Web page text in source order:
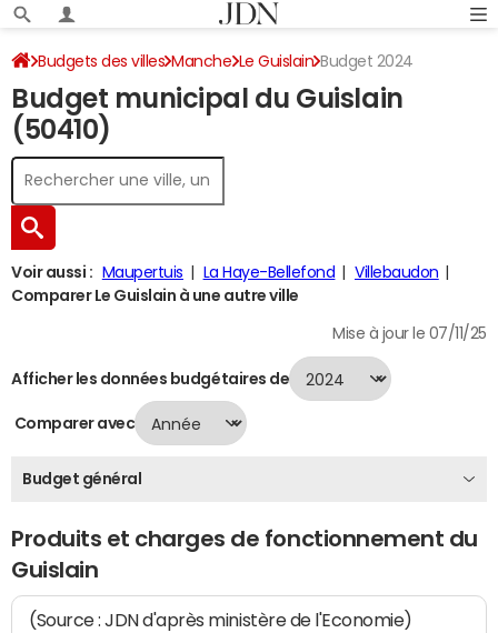
Budgets des villes Manche Le Guislain Budget 2024
Budget municipal du Guislain
(50410)
Voir aussi : Maupertuis La Haye-Bellefond
Villebaudon
Comparer Le Guislain à une autre ville
Mise à jour le 07/11/25
Afficher les données budgétaires de
Comparer avec
Budget général
Produits et charges de fonctionnement du
Guislain
(Source : JDN d'après ministère de l'Economie)